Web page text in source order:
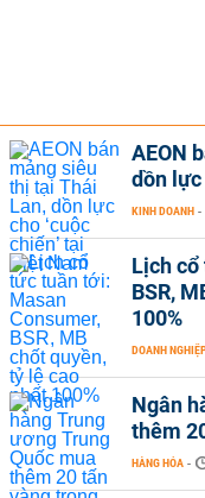
AEON
dồn lực
KINH DOANH -
Lịch
BSR,
100%
DOANH
Ngân
thêm
HÀNG HÓA -